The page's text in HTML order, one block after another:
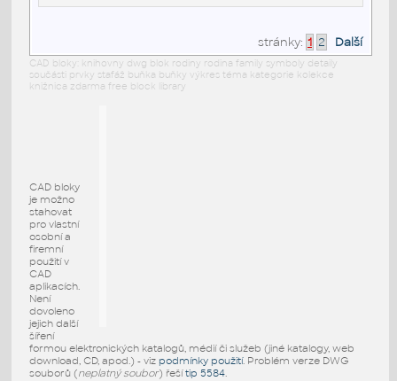
stránky: 1 2 Další
CAD bloky: knihovny dwg blok rodiny rodina family symboly detaily
součásti prvky stafáž buňka buňky výkres téma kategorie kolekce
knižnica zdarma free block library
CAD bloky
je možno
stahovat
pro vlastní
osobní a
firemní
použití v
CAD
aplikacích.
Není
dovoleno
jejich další
šíření
formou elektronických katalogů, médií či služeb (jiné katalogy, web
download, CD, apod.) - viz podmínky použití. Problém verze DWG
souborů (neplatný soubor) řešítip 5584.